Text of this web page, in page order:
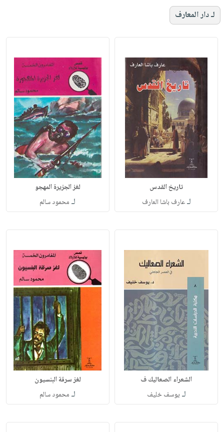
لـ دار المعارف
تاريخ القدس
لـعارف باشا العارف
لغز الجزيرة المهجو
لـ محمود سالم
الشعراء الصعاليك ف
لـ يوسف خليف
لغز سرقة البنسيون
لـ محمود سالم